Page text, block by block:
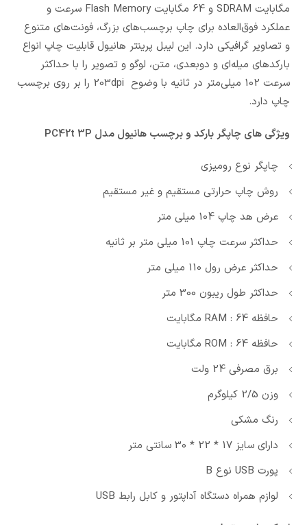
مگابایت SDRAM و 64 مگابایت Flash Memory سرعت و
عملکرد فوق‌العاده برای چاپ برچسب‌های بزرگ، فونت‌های متنوع
و تصاویر گرافیکی دارد. این لیبل پرینتر هانیول قابلیت چاپ انواع
بارکدهای میله‌ای و دوبعدی، متن، لوگو و تصویر را با حداکثر
سرعت 102 میلی‌متر در ثانیه با وضوح 203dpi را بر روی برچسب
چاپ دارد.
ویژگی های چاپگر بارکد و برچسب هانیول مدل PC42t 3P
چاپگر نوع رومیزی
روش چاپ حرارتی مستقیم و غیر مستقیم
عرض هد چاپ 104 میلی متر
حداکثر سرعت چاپ 101 میلی متر بر ثانیه
حداکثر عرض رول 110 میلی متر
حداکثر طول ریبون 300 متر
حافظه RAM : 64 مگابایت
حافظه ROM : 64 مگابایت
برق مصرفی 24 ولت
وزن 2/5 کیلوگرم
رنگ مشکی
دارای سایز 17 * 22 * 30 سانتی متر
پورت USB نوع B
لوازم همراه دستگاه آداپتور و کابل رابط USB